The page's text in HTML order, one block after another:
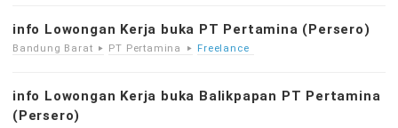
info Lowongan Kerja buka PT Pertamina (Persero)
Bandung Barat PT Pertamina Freelance
info Lowongan Kerja buka Balikpapan PT Pertamina
(Persero)